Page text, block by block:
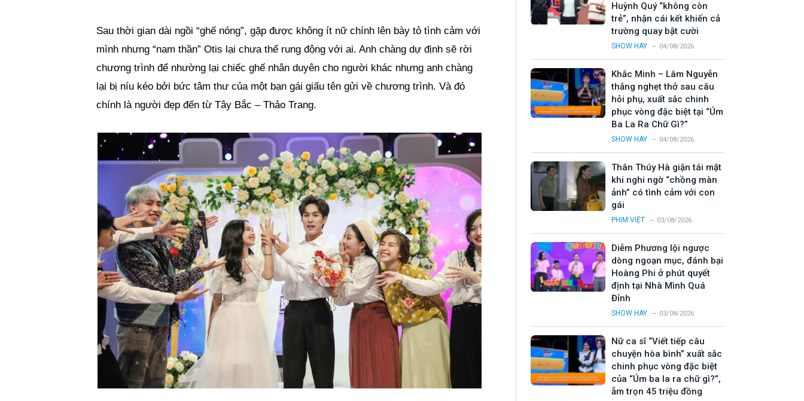
Sau thời gian dài ngồi “ghế nóng”, gặp được không ít nữ chính lên bày tỏ tình cảm với
mình nhưng “nam thần” Otis lại chưa thể rung động với ai. Anh chàng dự định sẽ rời
chương trình để nhường lại chiếc ghế nhân duyên cho người khác nhưng anh chàng
lại bị níu kéo bởi bức tâm thư của một bạn gái giấu tên gửi về chương trình. Và đó
chính là người đẹp đến từ Tây Bắc – Thảo Trang.
Huỳnh Quý “không còn
trẻ”, nhận cái kết khiến cả
trường quay bật cười
SHOW HAY 04/08/2026
Khắc Minh – Lâm Nguyễn
thắng nghẹt thở sau câu
hỏi phụ, xuất sắc chinh
phục vòng đặc biệt tại “Úm
Ba La Ra Chữ Gì?”
SHOW HAY 04/08/2026
Thân Thúy Hà giận tái mặt
khi nghi ngờ “chồng màn
ảnh” có tình cảm với con
gái
PHIM VIỆT 03/08/2026
Diễm Phương lội ngược
dòng ngoạn mục, đánh bại
Hoàng Phi ở phút quyết
định tại Nhà Mình Quá
Đỉnh
SHOW HAY 03/08/2026
Nữ ca sĩ “Viết tiếp câu
chuyện hòa bình” xuất sắc
chinh phục vòng đặc biệt
của “Úm ba la ra chữ gì?”,
ẵm trọn 45 triệu đồng